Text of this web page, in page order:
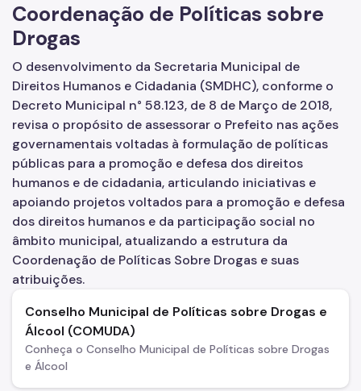
Coordenação de Políticas sobre
Drogas
O desenvolvimento da Secretaria Municipal de
Direitos Humanos e Cidadania (SMDHC), conforme o
Decreto Municipal n° 58.123, de 8 de Março de 2018,
revisa o propósito de assessorar o Prefeito nas ações
governamentais voltadas à formulação de políticas
públicas para a promoção e defesa dos direitos
humanos e de cidadania, articulando iniciativas e
apoiando projetos voltados para a promoção e defesa
dos direitos humanos e da participação social no
âmbito municipal, atualizando a estrutura da
Coordenação de Políticas Sobre Drogas e suas
atribuições.
Conselho Municipal de Políticas sobre Drogas e
Álcool (COMUDA)
Conheça o Conselho Municipal de Políticas sobre Drogas
e Álcool